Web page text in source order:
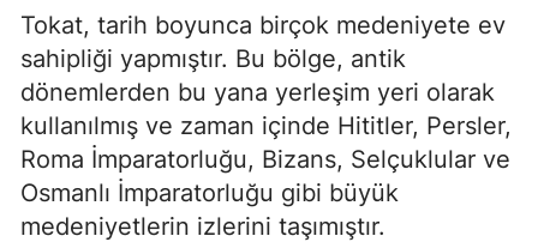
Tokat, tarih boyunca birçok medeniyete ev
sahipliği yapmıştır. Bu bölge, antik
dönemlerden bu yana yerleşim yeri olarak
kullanılmış ve zaman içinde Hititler, Persler,
Roma İmparatorluğu, Bizans, Selçuklular ve
Osmanlı İmparatorluğu gibi büyük
medeniyetlerin izlerini taşımıştır.